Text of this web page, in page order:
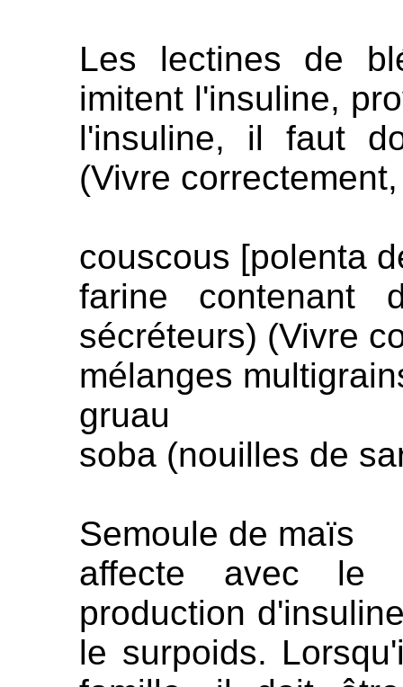
Les lectines de
imitent l'insuline,
l'insuline, il faut
(Vivre
couscous [polenta
farine contenant
sécréteurs) (Vivre
mélanges
gruau
soba (nouilles de
Semoule de maïs
affecte avec le
production
le surpoids.